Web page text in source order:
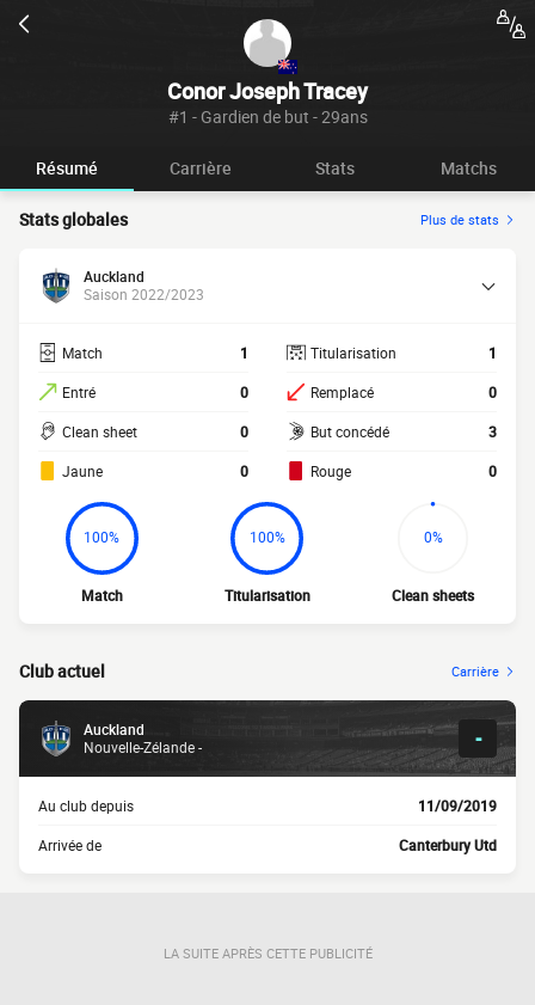
Conor Joseph Tracey
#1 - Gardien de but - 29ans
Résumé Carrière Stats Matchs
Stats globales Plus de stats
Auckland
Saison 2022/2023
Match 1
Entré 0
Clean sheet 0
Jaune 0
Titularisation 1
Remplacé 0
But concédé 3
Rouge 0
100%
Match
100%
Titularisation
0%
Clean sheets
Club actuel Carrière
Auckland
Nouvelle-Zélande -
-
Au club depuis 11/09/2019
Arrivée de Canterbury Utd
LA SUITE APRÈS CETTE PUBLICITÉ